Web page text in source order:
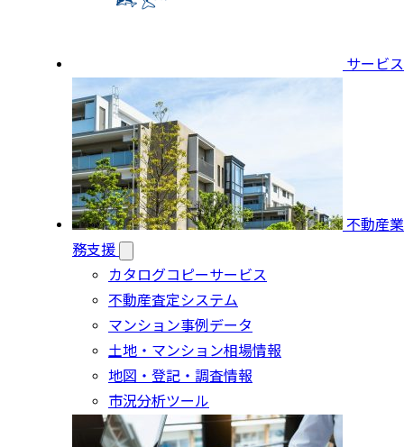
サービス
不動産業
務支援
カタログコピーサービス
不動産査定システム
マンション事例データ
土地・マンション相場情報
地図・登記・調査情報
市況分析ツール